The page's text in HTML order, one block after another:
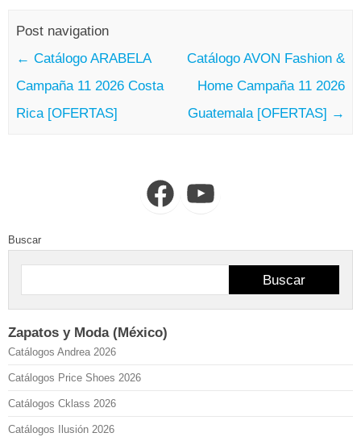
Post navigation
← Catálogo ARABELA
Campaña 11 2026 Costa
Rica [OFERTAS]
Catálogo AVON Fashion &
Home Campaña 11 2026
Guatemala [OFERTAS] →
FacebookYouTube
Buscar
Buscar
Zapatos y Moda (México)
Catálogos Andrea 2026
Catálogos Price Shoes 2026
Catálogos Cklass 2026
Catálogos Ilusión 2026